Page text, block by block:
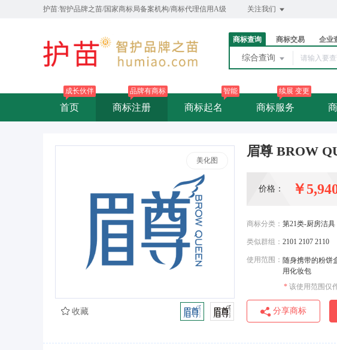
护苗:智护品牌之苗/国家商标局备案机构/商标代理信用A级 关注我们
商标查询 商标交易 企业
综合查询
首页
成长伙伴
商标注册
品牌有商标
商标起名
智能
商标服务
续展 变更
美化图
眉尊 BROW
价格： ￥
商标分类： 第21类-厨房洁具
类似群组： 2101 2107 2110
使用范围： 随身携带的粉饼
用化妆包
* 该使用范围仅
分享商标
收藏